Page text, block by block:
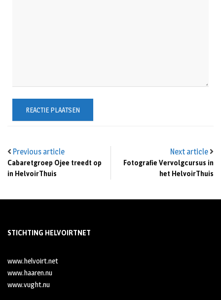
Previous article
Cabaretgroep Ojee treedt op
in HelvoirThuis
Next article
Fotografie Vervolgcursus in
het HelvoirThuis
STICHTING HELVOIRTNET
www.helvoirt.net
www.haaren.nu
www.vught.nu